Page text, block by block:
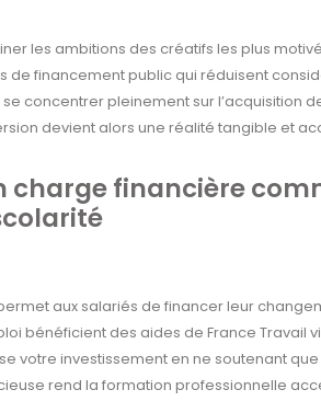
les ambitions des créatifs les plus
de financement public qui réduisent
concentrer pleinement sur l’acquisition
devient alors une réalité tangible et
charge financière
aux salariés de financer leur
bénéficient des aides de France Travail
votre investissement en ne soutenant
rend la formation professionnelle